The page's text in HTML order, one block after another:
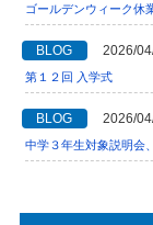
ゴールデンウィーク休
BLOG 2026/
第１２回 入学式
BLOG 2026/
中学３年生対象説明会